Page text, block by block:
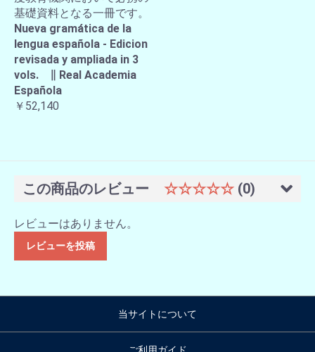
基礎資料となる一冊です。
Nueva gramática de la
lengua española - Edicion
revisada y ampliada in 3
vols. ∥ Real Academia
Española
￥52,140
この商品のレビュー ☆☆☆☆☆ (0)
レビューはありません。
レビューを投稿
当サイトについて
ご利用ガイド